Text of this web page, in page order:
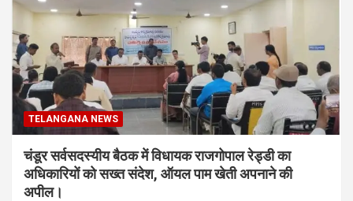
TELANGANA NEWS
चंडूर सर्वसदस्यीय बैठक में विधायक राजगोपाल रेड्डी का
अधिकारियों को सख्त संदेश, ऑयल पाम खेती अपनाने की
अपील।